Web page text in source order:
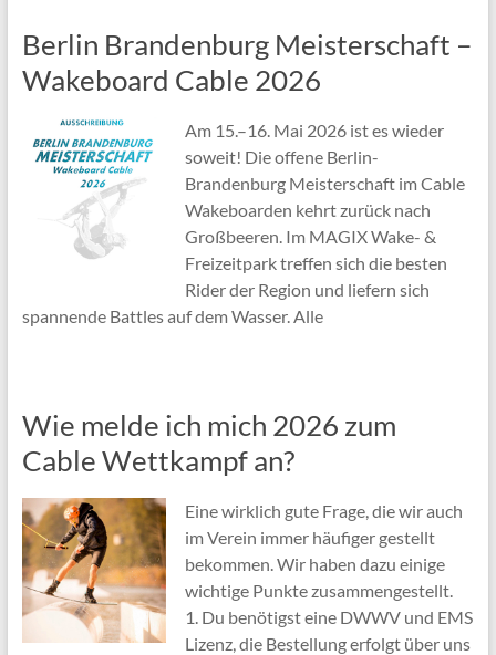
Berlin Brandenburg Meisterschaft –
Wakeboard Cable 2026
Am 15.–16. Mai 2026 ist es wieder
soweit! Die offene Berlin-
Brandenburg Meisterschaft im Cable
Wakeboarden kehrt zurück nach
Großbeeren. Im MAGIX Wake- &
Freizeitpark treffen sich die besten
Rider der Region und liefern sich
spannende Battles auf dem Wasser. Alle
Wie melde ich mich 2026 zum
Cable Wettkampf an?
Eine wirklich gute Frage, die wir auch
im Verein immer häufiger gestellt
bekommen. Wir haben dazu einige
wichtige Punkte zusammengestellt.
1. Du benötigst eine DWWV und EMS
Lizenz, die Bestellung erfolgt über uns